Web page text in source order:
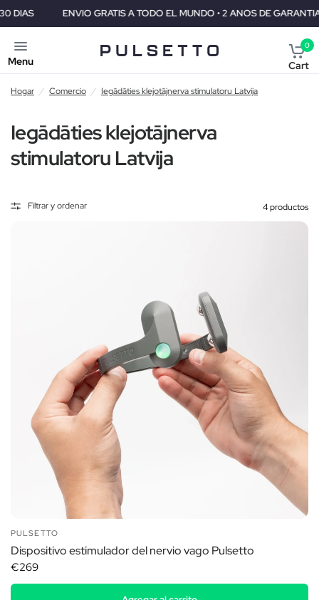
ENVIO GRATIS A TODO EL MUNDO • 2 ANOS DE GARANTIA •
Menu
0
Cart
Hogar / Comercio / Iegādāties klejotājnerva stimulatoru Latvija
Iegādāties klejotājnerva
stimulatoru Latvija
Filtrar y ordenar 4 productos
PULSETTO
Dispositivo estimulador del nervio vago Pulsetto
€269